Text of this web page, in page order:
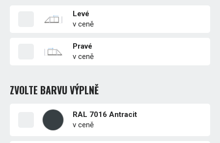
Levé
v ceně
Pravé
v ceně
ZVOLTE BARVU VÝPLNĚ
RAL 7016 Antracit
v ceně